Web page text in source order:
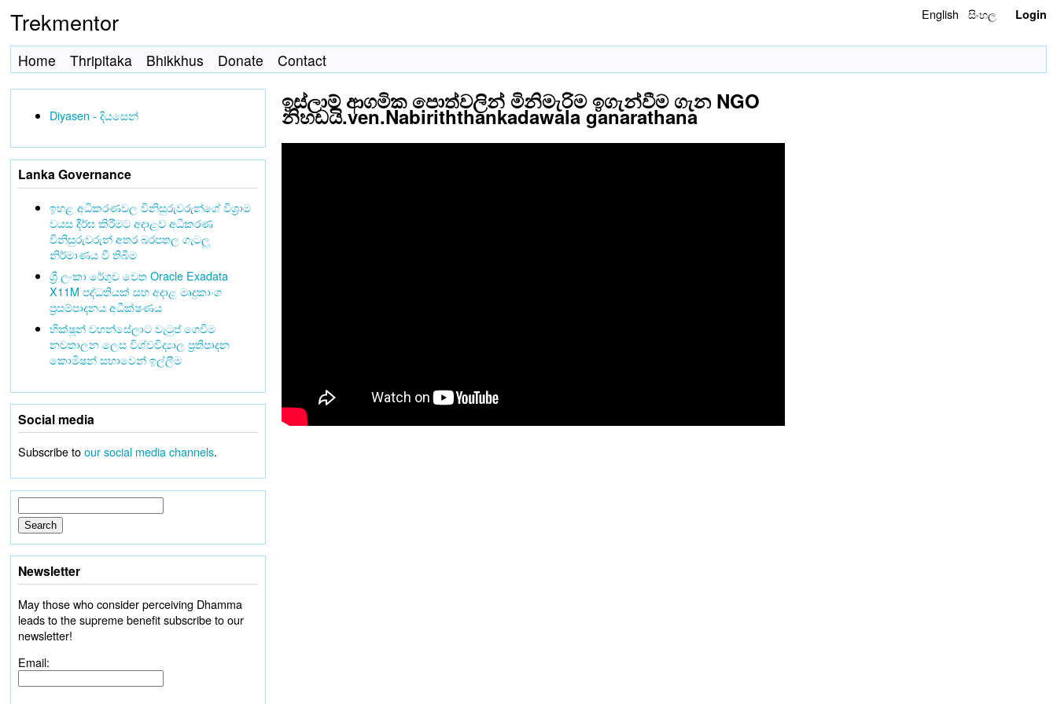
Trekmentor English සිංහල Login
Home Thripitaka Bhikkhus Donate Contact
ඉස්ලාම් ආගමික පොත්වලින් මිනිමැරිම ඉගැන්වීම ගැන NGO
නිහඩයි.ven.Nabiriththankadawala ganarathana
Diyasen - දියසෙන්
Lanka Governance
ඉහළ අධිකරණවල විනිසුරුවරුන්ගේ විශ්‍රාම
වයස දීර්ඝ කිරීමට අදාළව අධිකරණ
විනිසුරුවරුන් අතර බරපතල ගැටලු
නිර්මාණය වී තිබීම
ශ්‍රී ලංකා රේගුව වෙත Oracle Exadata
X11M පද්ධතියක් සහ අදාළ මෘදුකාංග
ප්‍රසම්පාදනය අධීක්ෂණය
භික්ෂූන් වහන්සේලාට වැටුප් ගෙවීම
නවතාලන ලෙස විශ්වවිද්‍යාල ප්‍රතිපාදන
කොමිෂන් සභාවෙන් ඉල්ලීම
Social media
Subscribe toour social media channels.
Newsletter
May those who consider perceiving Dhamma
leads to the supreme benefit subscribe to our
newsletter!
Email: